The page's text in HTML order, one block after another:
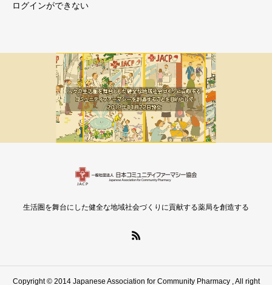
ログインができない
会員限定
生活圏を舞台にした健全な地域社会づくりに貢献する薬局を創造する
Copyright © 2014 Japanese Association for Community Pharmacy , All right